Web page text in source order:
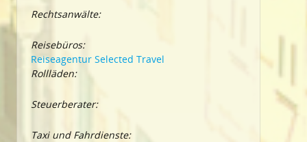
Rechtsanwälte:
Reisebüros:
Reiseagentur Selected Travel
Rollläden:
Steuerberater:
Taxi und Fahrdienste: